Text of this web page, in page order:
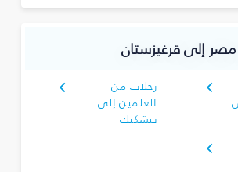
إلى قرغيزستان
رحلات من
العلمين إلى
بيشكيك